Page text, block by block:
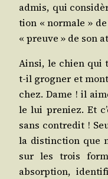
admis, qui
tion « nor­male »
« preuve » de son
Ain­si, le chien qui
t-il gro­gner et
chez. Dame ! il
le lui pre­niez. Et
sans contre­dit !
la dis­tinc­tion que
sur les trois
absorp­tion,